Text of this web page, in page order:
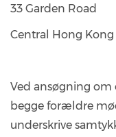
33 Garden Road
Central Hong Kong
Ved ansøgning om
begge forældre
underskrive